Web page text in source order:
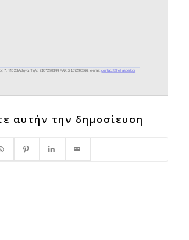
αυτήν την δημοσίευση